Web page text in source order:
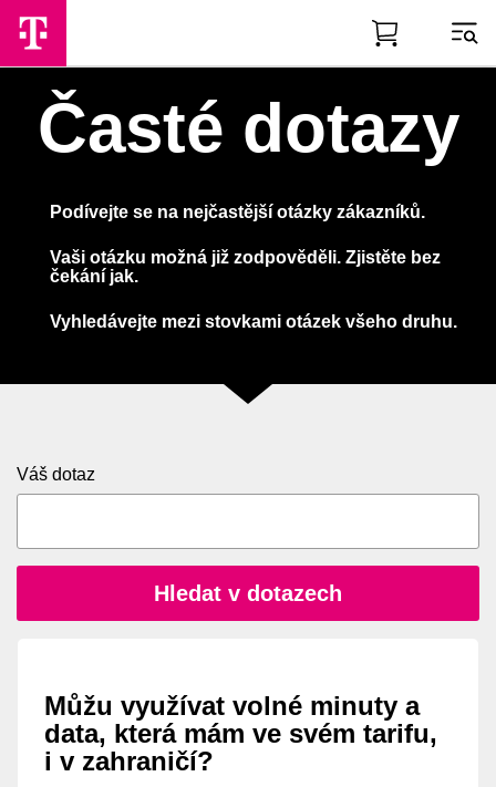
Skip to Main Content
Časté dotazy
Podívejte se na nejčastější otázky zákazníků.
Vaši otázku možná již zodpověděli. Zjistěte bez
čekání jak.
Vyhledávejte mezi stovkami otázek všeho druhu.
Váš dotaz
Hledat v dotazech
Můžu využívat volné minuty a
data, která mám ve svém tarifu,
i v zahraničí?